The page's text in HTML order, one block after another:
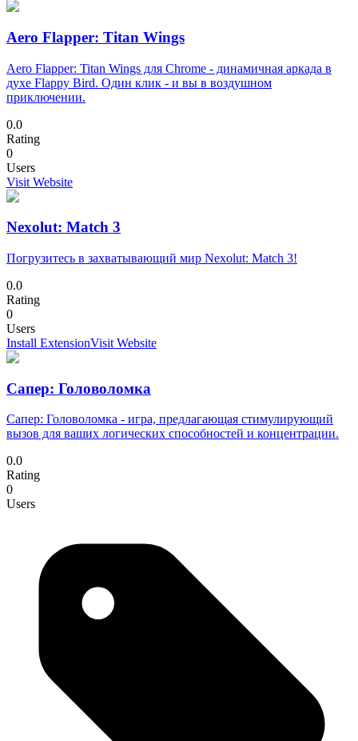
Aero Flapper: Titan Wings
Aero Flapper: Titan Wings для Chrome - динамичная аркада в
духе Flappy Bird. Один клик - и вы в воздушном
приключении.
0.0
Rating
0
Users
Visit Website
Nexolut: Match 3
Погрузитесь в захватывающий мир Nexolut: Match 3!
0.0
Rating
0
Users
Install ExtensionVisit Website
Сапер: Головоломка
Сапер: Головоломка - игра, предлагающая стимулирующий
вызов для ваших логических способностей и концентрации.
0.0
Rating
0
Users